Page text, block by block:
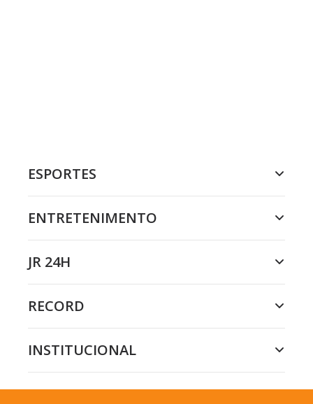
ESPORTES
ENTRETENIMENTO
JR 24H
RECORD
INSTITUCIONAL